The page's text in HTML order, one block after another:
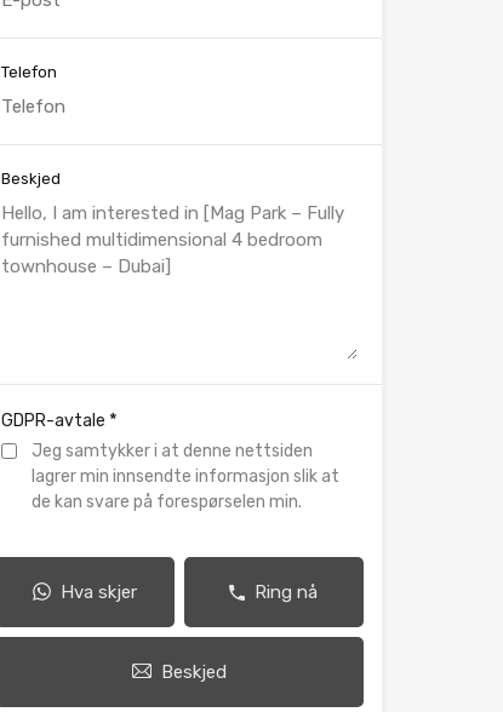
Telefon
Beskjed
GDPR-avtale *
Jeg samtykker i at denne nettsiden
lagrer min innsendte informasjon slik at
de kan svare på forespørselen min.
Hva skjer Ring nå
Beskjed